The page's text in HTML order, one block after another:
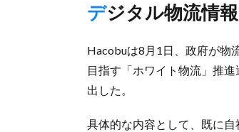
デジタル物流
Hacobuは8月1日、政府が物
目指す「ホワイト物流」推
出した。
具体的な内容として、既に